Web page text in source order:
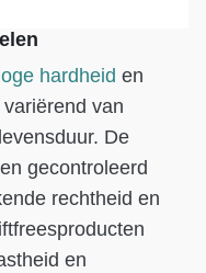
hardheid en
van
De
gecontroleerd
rechtheid en
en